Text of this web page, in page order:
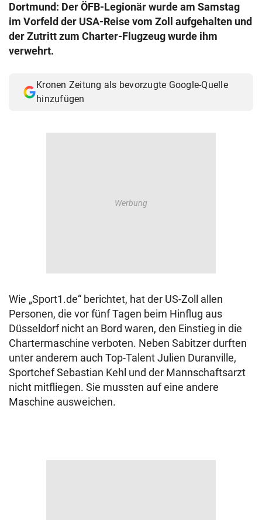
Dortmund: Der ÖFB-Legionär wurde am Samstag
im Vorfeld der USA-Reise vom Zoll aufgehalten und
der Zutritt zum Charter-Flugzeug wurde ihm
verwehrt.
Kronen Zeitung als bevorzugte Google-Quelle
hinzufügen
Wie „Sport1.de“ berichtet, hat der US-Zoll allen
Personen, die vor fünf Tagen beim Hinflug aus
Düsseldorf nicht an Bord waren, den Einstieg in die
Chartermaschine verboten. Neben Sabitzer durften
unter anderem auch Top-Talent Julien Duranville,
Sportchef Sebastian Kehl und der Mannschaftsarzt
nicht mitfliegen. Sie mussten auf eine andere
Maschine ausweichen.